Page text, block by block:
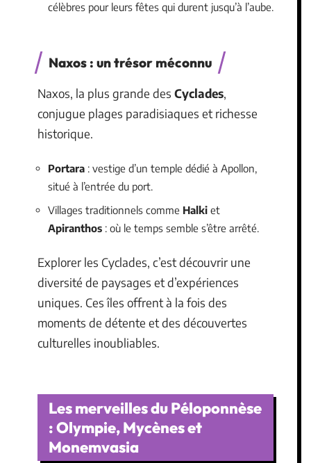
célèbres pour leurs fêtes qui durent jusqu’à l’aube.
Naxos : un trésor méconnu
Naxos, la plus grande des Cyclades,
conjugue plages paradisiaques et richesse
historique.
Portara : vestige d’un temple dédié à Apollon,
situé à l’entrée du port.
Villages traditionnels comme Halki et
Apiranthos : où le temps semble s’être arrêté.
Explorer les Cyclades, c’est découvrir une
diversité de paysages et d’expériences
uniques. Ces îles offrent à la fois des
moments de détente et des découvertes
culturelles inoubliables.
Les merveilles du Péloponnèse
: Olympie, Mycènes et
Monemvasia